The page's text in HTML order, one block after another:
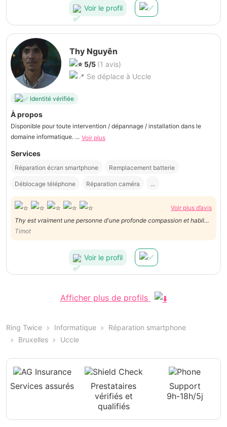
Voir le profil
Thy Nguyên
5/5 (1 avis)
Se déplace à Uccle
Identité vérifiée
À propos
Disponible pour toute intervention / dépannage / installation dans le
domaine informatique. ... Voir plus
Services
Réparation écran smartphone Remplacement batterie
Déblocage téléphone Réparation caméra ...
Voir plus d’avis
Thy est vraiment une personne d'une profonde compassion et habile
dans son métier de réparateur. Vous pouvez lui faire confiance les
yeux fermés.
Timot
Voir le profil
Afficher plus de profils
Ring Twice Informatique
Réparation smartphone
Bruxelles
Uccle
Services assurés
Prestataires
vérifiés et
qualifiés
Support
9h-18h/5j